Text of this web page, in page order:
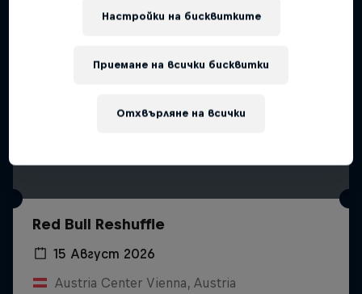
Red Bull Reshuffle
15 Август 2026
Austria Center Vienna, Austria
Настройки на бисквитките
Отхвърляне на всички
Приемане на всички бисквитки